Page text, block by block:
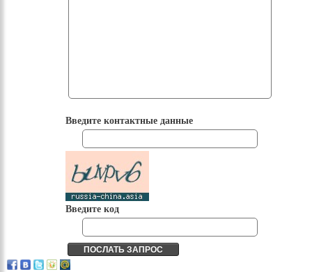
Введите контактные данные
Введите код